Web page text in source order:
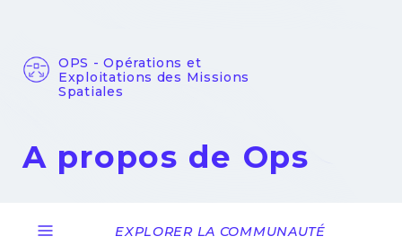
OPS - Opérations et
Exploitations des Missions
Spatiales
A propos de Ops
EXPLORER LA COMMUNAUTÉ